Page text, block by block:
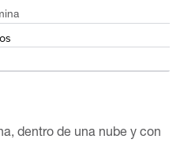
dentro de una nube y con